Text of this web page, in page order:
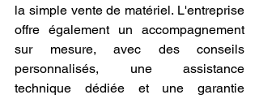
la simple vente de matériel. L'entreprise
offre également un accompagnement
sur mesure, avec des conseils
personnalisés, une assistance
technique dédiée et une garantie